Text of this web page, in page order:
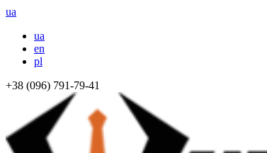
ua
ua
en
pl
+38 (096) 791-79-41